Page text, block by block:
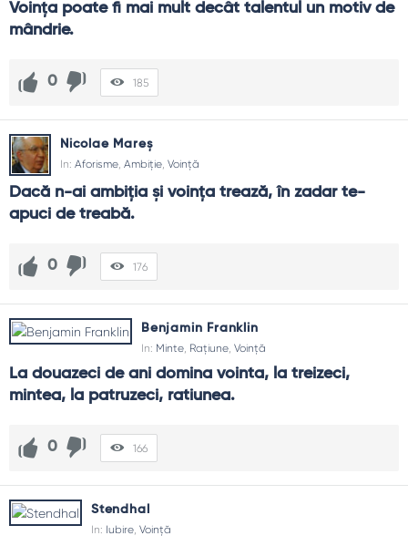
Voinţa poate fi mai mult decât talentul un motiv de
mândrie.
0 185
Nicolae Mareș
In: Aforisme, Ambiție, Voință
Dacă n-ai ambiția și voința trează, în zadar te-
apuci de treabă.
0 176
Benjamin Franklin
In: Minte, Rațiune, Voință
La douazeci de ani domina vointa, la treizeci,
mintea, la patruzeci, ratiunea.
0 166
Stendhal
In: Iubire, Voință